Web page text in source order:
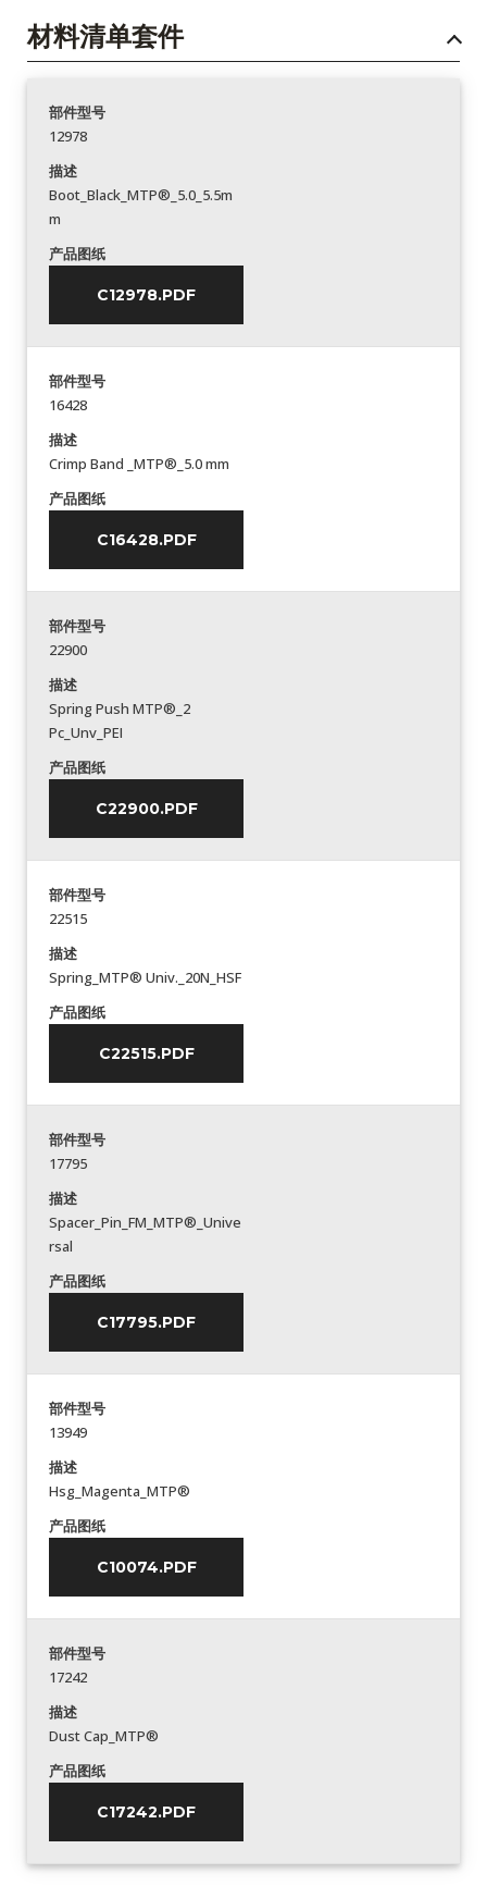
材料清单套件
部件型号
12978
描述
Boot_Black_MTP®_5.0_5.5m
m
产品图纸
C12978.PDF
部件型号
16428
描述
Crimp Band _MTP®_5.0 mm
产品图纸
C16428.PDF
部件型号
22900
描述
Spring Push MTP®_2
Pc_Unv_PEI
产品图纸
C22900.PDF
部件型号
22515
描述
Spring_MTP® Univ._20N_HSF
产品图纸
C22515.PDF
部件型号
17795
描述
Spacer_Pin_FM_MTP®_Unive
rsal
产品图纸
C17795.PDF
部件型号
13949
描述
Hsg_Magenta_MTP®
产品图纸
C10074.PDF
部件型号
17242
描述
Dust Cap_MTP®
产品图纸
C17242.PDF